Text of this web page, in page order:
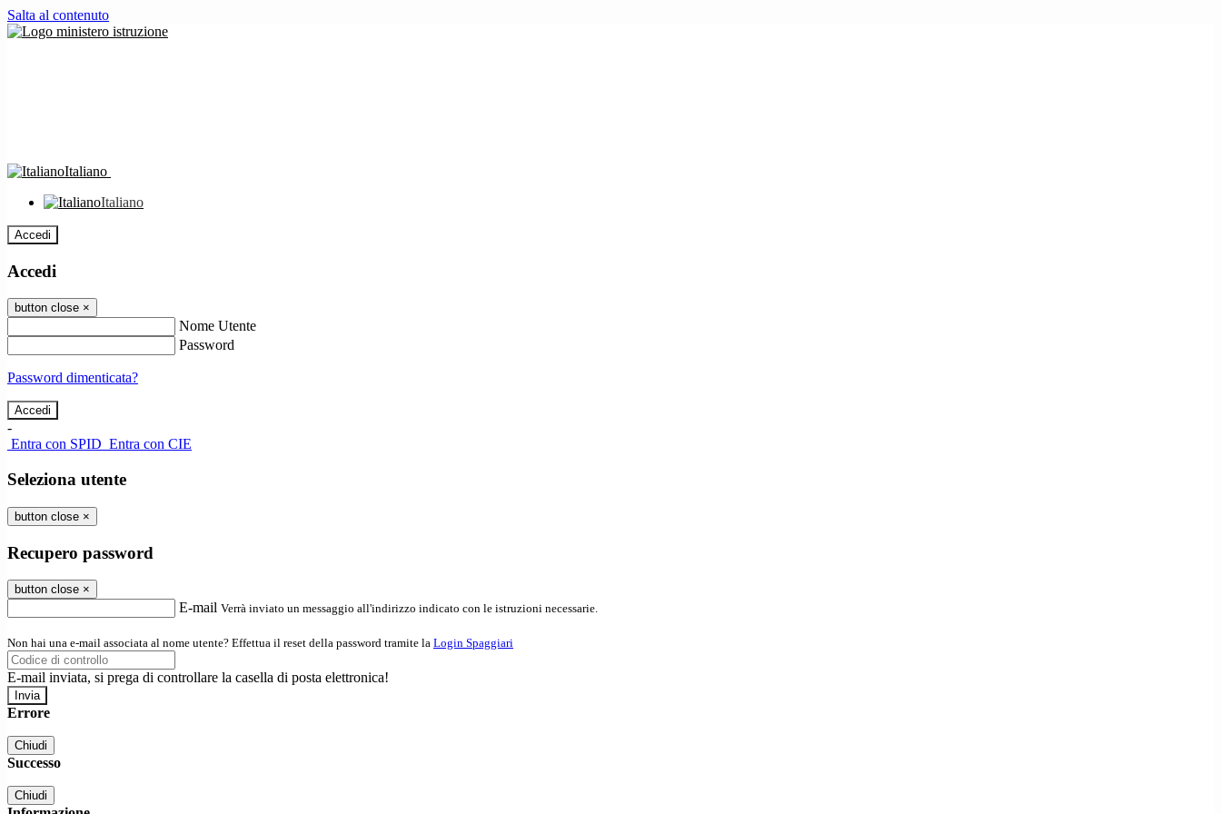
Salta al contenuto
Italiano
Italiano
Accedi
Accedi
button close ×
Nome Utente
Password
Password dimenticata?
-
Entra con SPID Entra con CIE
Seleziona utente
button close ×
Recupero password
button close ×
E-mail Verrà inviato un messaggio all'indirizzo indicato con le istruzioni necessarie.
Non hai una e-mail associata al nome utente? Effettua il reset della password tramite la Login Spaggiari
E-mail inviata, si prega di controllare la casella di posta elettronica!
Errore
Chiudi
Successo
Chiudi